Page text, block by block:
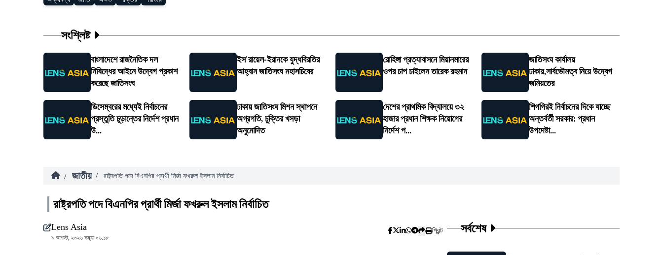
সংশ্লিষ্ট
বাংলাদেশে রাজনৈতিক দল
নিষিদ্ধের আইনে উদ্বেগ প্রকাশ
করেছে জাতিসংঘ
ইস'রায়েল-ইরানকে যুদ্ধবিরতির
আহ্বান জাতিসংঘ মহাসচিবের
রোহিঙ্গা প্রত্যাবাসনে মিয়ানমারের
ওপর চাপ চাইলেন তারেক রহমান
জাতিসংঘ কার্যালয়
ঢাকায়,সার্বভৌমত্ব নিয়ে উদ্বেগ
জমিয়তের
ডিসেম্বরের মধ্যেই নির্বাচনের
প্রস্তুতি চূড়ান্তের নির্দেশ প্রধান
উ...
ঢাকায় জাতিসংঘ মিশন স্থাপনে
অগ্রগতি, চুক্তির খসড়া
অনুমোদিত
দেশের প্রাথমিক বিদ্যালয়ে ৩২
হাজার প্রধান শিক্ষক নিয়োগের
নির্দেশ প...
শিগগিরই নির্বাচনের দিকে যাচ্ছে
অন্তর্বর্তী সরকার: প্রধান
উপদেষ্টা...
/ জাতীয় / রাষ্ট্রপতি পদে বিএনপির প্রার্থী মির্জা ফখরুল ইসলাম নির্বাচিত
রাষ্ট্রপতি পদে বিএনপির প্রার্থী মির্জা ফখরুল ইসলাম নির্বাচিত
Lens Asia
৯ আগস্ট, ২০২৬ সন্ধ্যা ০৬:১৮
প্রিন্ট সর্বশেষ